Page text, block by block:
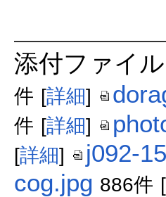
添付ファイ
件 [詳細]
件 [詳細]
[詳細] j092-
cog.jpg 886件 [